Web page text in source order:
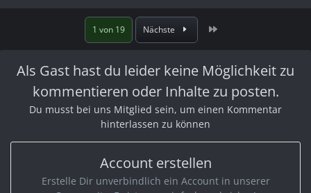
1 von 19 Nächste
Als Gast hast du leider keine Möglichkeit zu
kommentieren oder Inhalte zu posten.
Du musst bei uns Mitglied sein, um einen Kommentar
hinterlassen zu können
Account erstellen
Erstelle Dir unverbindlich ein Account in unserer